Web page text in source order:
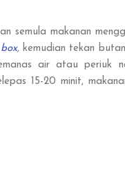
semula makanan
, kemudian tekan
air atau periuk
15-20 minit,